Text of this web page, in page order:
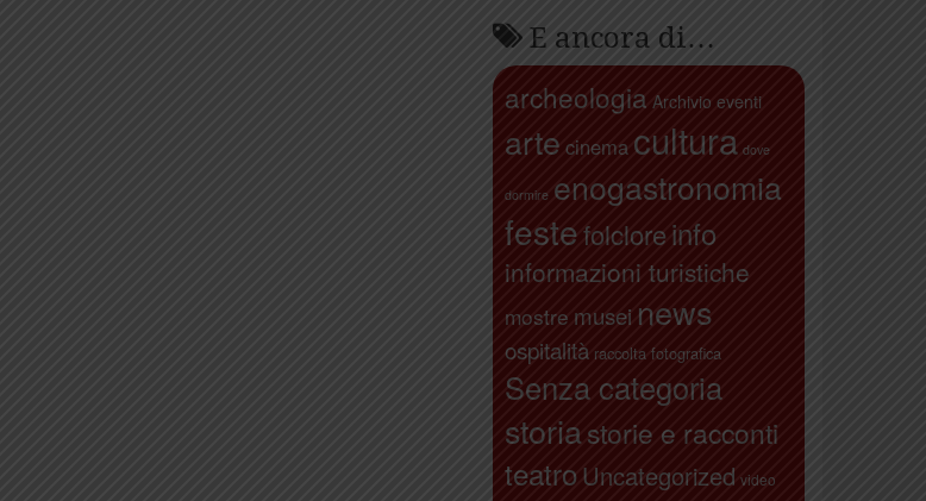
E ancora di…
archeologia Archivio eventi
arte cinema cultura dove
dormire enogastronomia
festefolcloreinfo
informazioni turistiche
mostre musei news
ospitalità raccolta fotografica
Senza categoria
storiastorie e racconti
teatro Uncategorized video